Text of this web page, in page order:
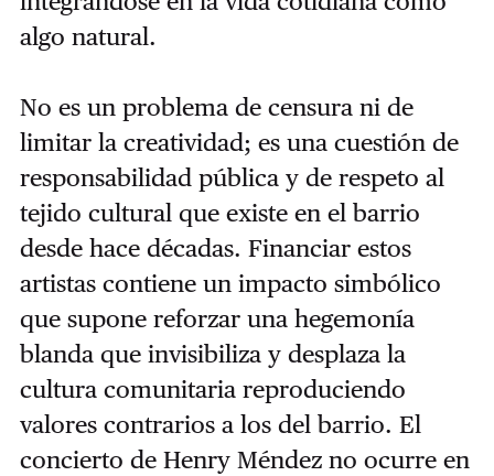
algo natural.
No es un problema de censura ni de
limitar la creatividad; es una cuestión de
responsabilidad pública y de respeto al
tejido cultural que existe en el barrio
desde hace décadas. Financiar estos
artistas contiene un impacto simbólico
que supone reforzar una hegemonía
blanda que invisibiliza y desplaza la
cultura comunitaria reproduciendo
valores contrarios a los del barrio. El
concierto de Henry Méndez no ocurre en